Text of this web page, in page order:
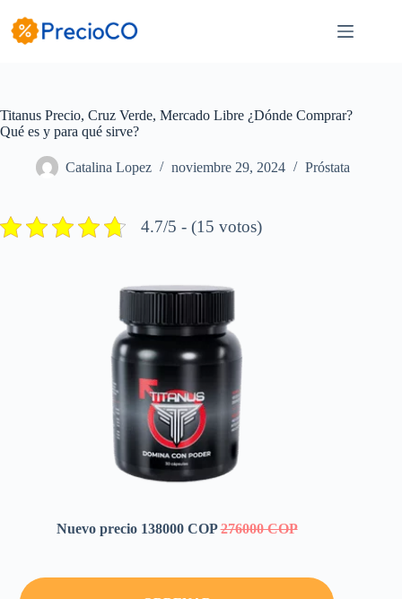
contenido
Titanus Precio, Cruz Verde, Mercado Libre ¿Dónde Comprar?
Qué es y para qué sirve?
Catalina Lopez noviembre 29, 2024 Próstata
4.7/5 - (15 votos)
Nuevo precio 138000 COP276000 COP